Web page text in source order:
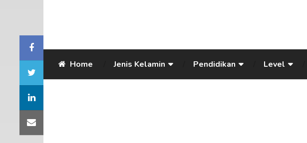
Home Jenis Kelamin Pendidikan Level